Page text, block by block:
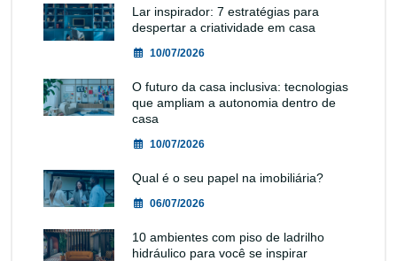
Lar inspirador: 7 estratégias para
despertar a criatividade em casa
10/07/2026
O futuro da casa inclusiva: tecnologias
que ampliam a autonomia dentro de
casa
10/07/2026
Qual é o seu papel na imobiliária?
06/07/2026
10 ambientes com piso de ladrilho
hidráulico para você se inspirar